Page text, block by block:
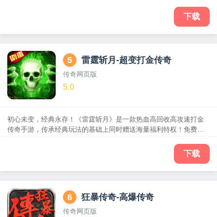
升！转生进阶，战力飞升！全民打宝，回收交易！宝石、魂环、生
下载
5 雷霆斩月-超变打金传奇
传奇网页版
5.0
初心未变，经典永存！《雷霆斩月》是一款热血高回收高攻速打金
传奇手游，传承经典玩法的基础上同时赠送海量福利特权！免费自
业！与兄弟们一同征战沙巴克、夺取荣耀，跨服对决一决高下！免
费自动回收，装备掉落不设上限，平民玩家也能畅享全地图探索，
收获高级装备和福利！现在就来加入，书写属于你的传奇篇章！
下载
6 狂暴传奇-高爆传奇
传奇网页版